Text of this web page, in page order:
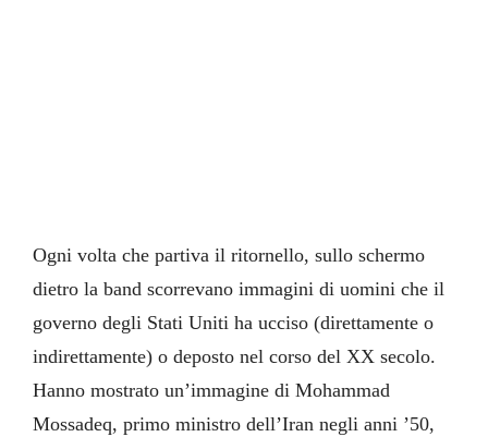
Ogni volta che partiva il ritornello, sullo schermo
dietro la band scorrevano immagini di uomini che il
governo degli Stati Uniti ha ucciso (direttamente o
indirettamente) o deposto nel corso del XX secolo.
Hanno mostrato un’immagine di Mohammad
Mossadeq, primo ministro dell’Iran negli anni ’50,